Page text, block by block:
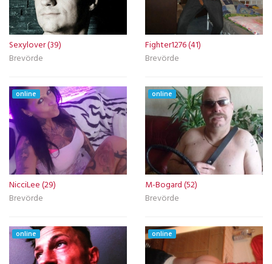
Sexylover (39)
Brevörde
Fighter1276 (41)
Brevörde
online
NicciLee (29)
Brevörde
online
M-Bogard (52)
Brevörde
online online